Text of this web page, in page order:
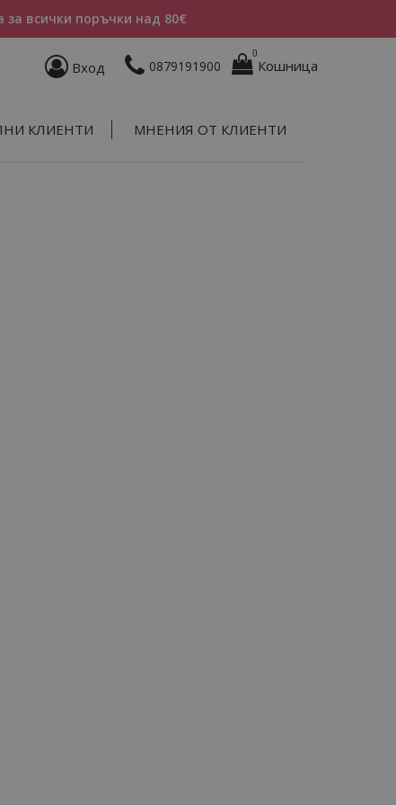
всички поръчки над 80€
Вход 0879191900
0
Кошница
КЛИЕНТИ МНЕНИЯ ОТ КЛИЕНТИ